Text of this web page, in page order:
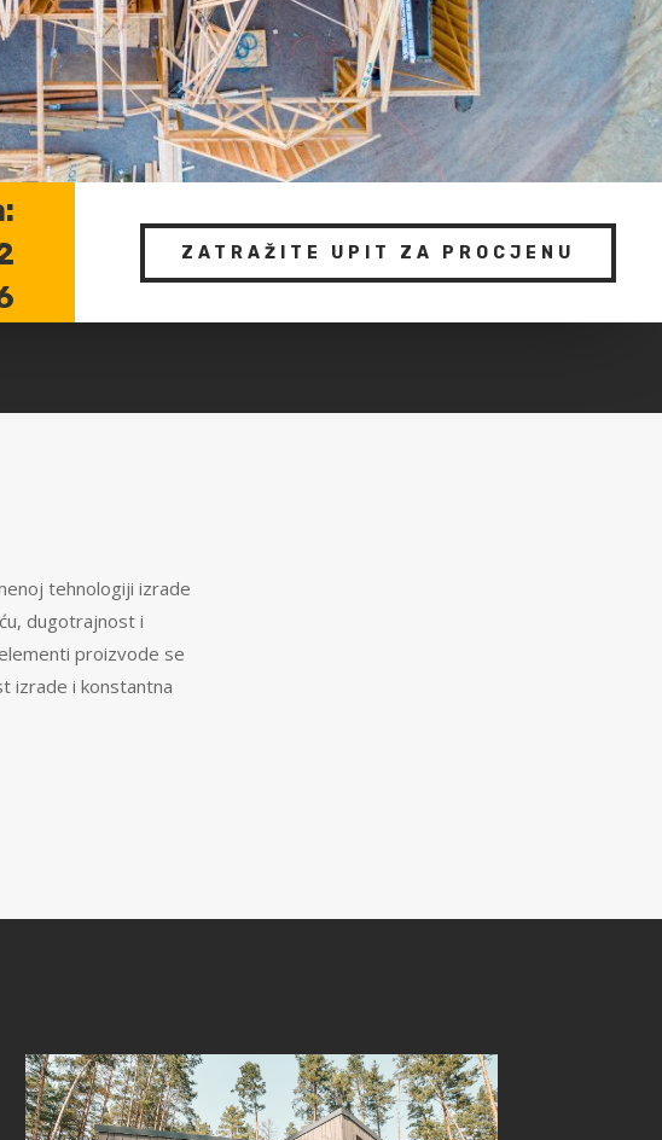
ZATRAŽITE UPIT ZA PROCJENU
tehnologiji izrade
dugotrajnost i
proizvode se
izrade i konstantna